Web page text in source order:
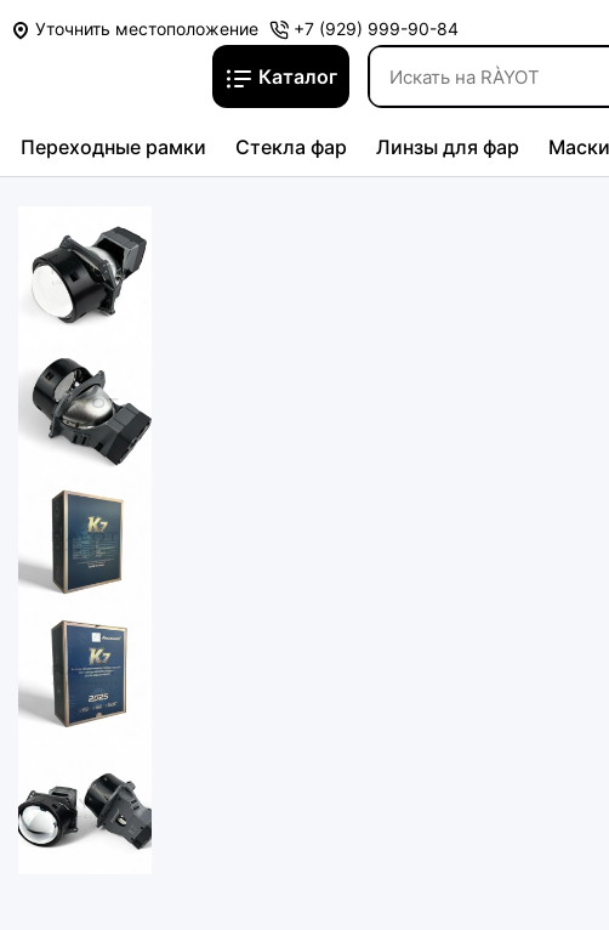
Уточнить местоположение +7 (929) 999-90-84
Каталог
Переходные рамки Стекла фар Линзы для фар